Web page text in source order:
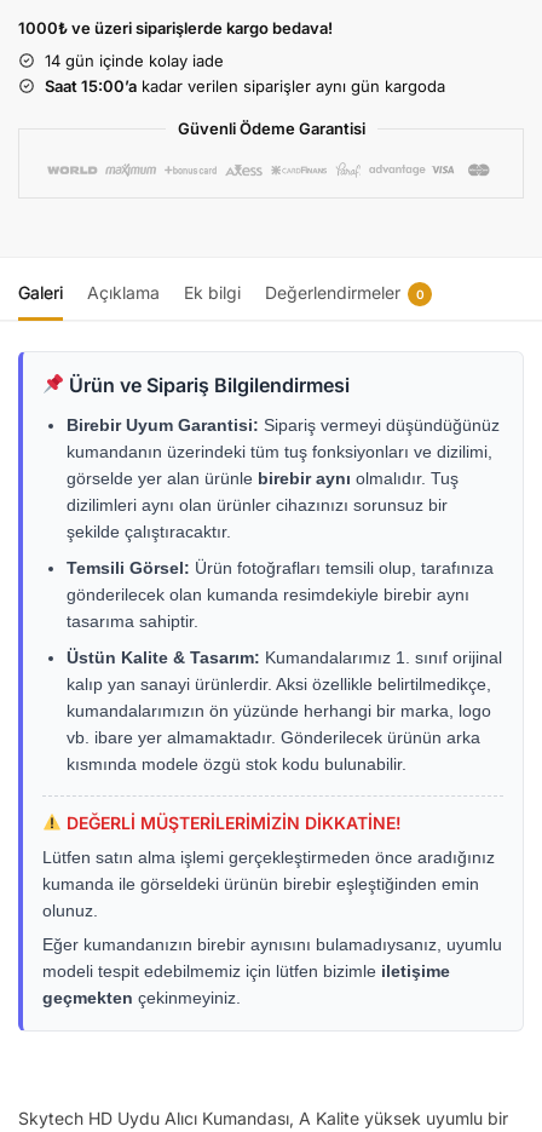
1000₺ ve üzeri siparişlerde kargo bedava!
14 gün içinde kolay iade
Saat 15:00’a kadar verilen siparişler aynı gün kargoda
Güvenli Ödeme Garantisi
Galeri Açıklama Ek bilgi Değerlendirmeler 0
Ürün ve Sipariş Bilgilendirmesi
Birebir Uyum Garantisi: Sipariş vermeyi düşündüğünüz
kumandanın üzerindeki tüm tuş fonksiyonları ve dizilimi,
görselde yer alan ürünle birebir aynı olmalıdır. Tuş
dizilimleri aynı olan ürünler cihazınızı sorunsuz bir
şekilde çalıştıracaktır.
Temsili Görsel: Ürün fotoğrafları temsili olup, tarafınıza
gönderilecek olan kumanda resimdekiyle birebir aynı
tasarıma sahiptir.
Üstün Kalite & Tasarım: Kumandalarımız 1. sınıf orijinal
kalıp yan sanayi ürünlerdir. Aksi özellikle belirtilmedikçe,
kumandalarımızın ön yüzünde herhangi bir marka, logo
vb. ibare yer almamaktadır. Gönderilecek ürünün arka
kısmında modele özgü stok kodu bulunabilir.
DEĞERLİ MÜŞTERİLERİMİZİN DİKKATİNE!
Lütfen satın alma işlemi gerçekleştirmeden önce aradığınız
kumanda ile görseldeki ürünün birebir eşleştiğinden emin
olunuz.
Eğer kumandanızın birebir aynısını bulamadıysanız, uyumlu
modeli tespit edebilmemiz için lütfen bizimle iletişime
geçmekten çekinmeyiniz.
Skytech HD Uydu Alıcı Kumandası, A Kalite yüksek uyumlu bir